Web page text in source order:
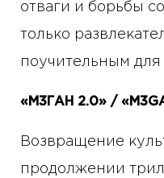
отваги и борьбы
только
поучительным
«М3ГАН 2.0» /
Возвращение
продолжении